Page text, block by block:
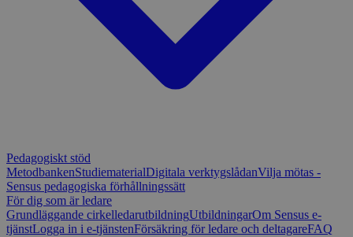
Pedagogiskt stöd
MetodbankenStudiematerialDigitala verktygslådanVilja mötas -
Sensus pedagogiska förhållningssätt
För dig som är ledare
Grundläggande cirkelledarutbildningUtbildningarOm Sensus e-
tjänstLogga in i e-tjänstenFörsäkring för ledare och deltagareFAQ